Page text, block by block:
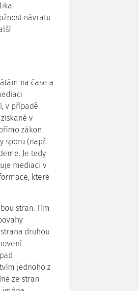
návratu
na čase a
v případě
v
zákon
sporu (např.
Je tedy
mediaci v
které
stran. Tím
druhou
jednoho z
ze stran